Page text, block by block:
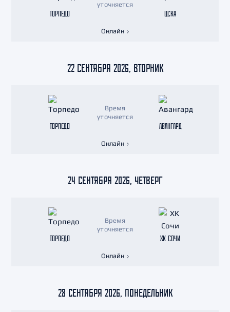
ТОРПЕДО
уточняется
ЦСКА
Онлайн
22 СЕНТЯБРЯ 2026, ВТОРНИК
ТОРПЕДО
Время
уточняется
АВАНГАРД
Онлайн
24 СЕНТЯБРЯ 2026, ЧЕТВЕРГ
ТОРПЕДО
Время
уточняется
ХК СОЧИ
Онлайн
28 СЕНТЯБРЯ 2026, ПОНЕДЕЛЬНИК